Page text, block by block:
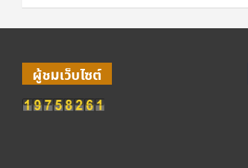
ผู้ชมเว็บไซต์